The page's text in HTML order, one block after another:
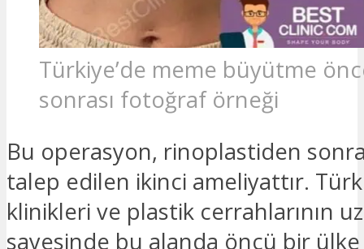
Türkiye’de meme büyütme
sonrası fotoğraf örneği
Bu operasyon, rinoplastiden
talep edilen ikinci ameliyattır.
klinikleri ve plastik cerrahlarının
sayesinde bu alanda öncü bir